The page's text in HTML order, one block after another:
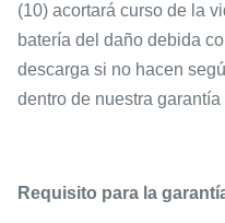
(10) acortará curso de la
batería del daño debida
descarga si no hacen
dentro de nuestra
Requisito para la